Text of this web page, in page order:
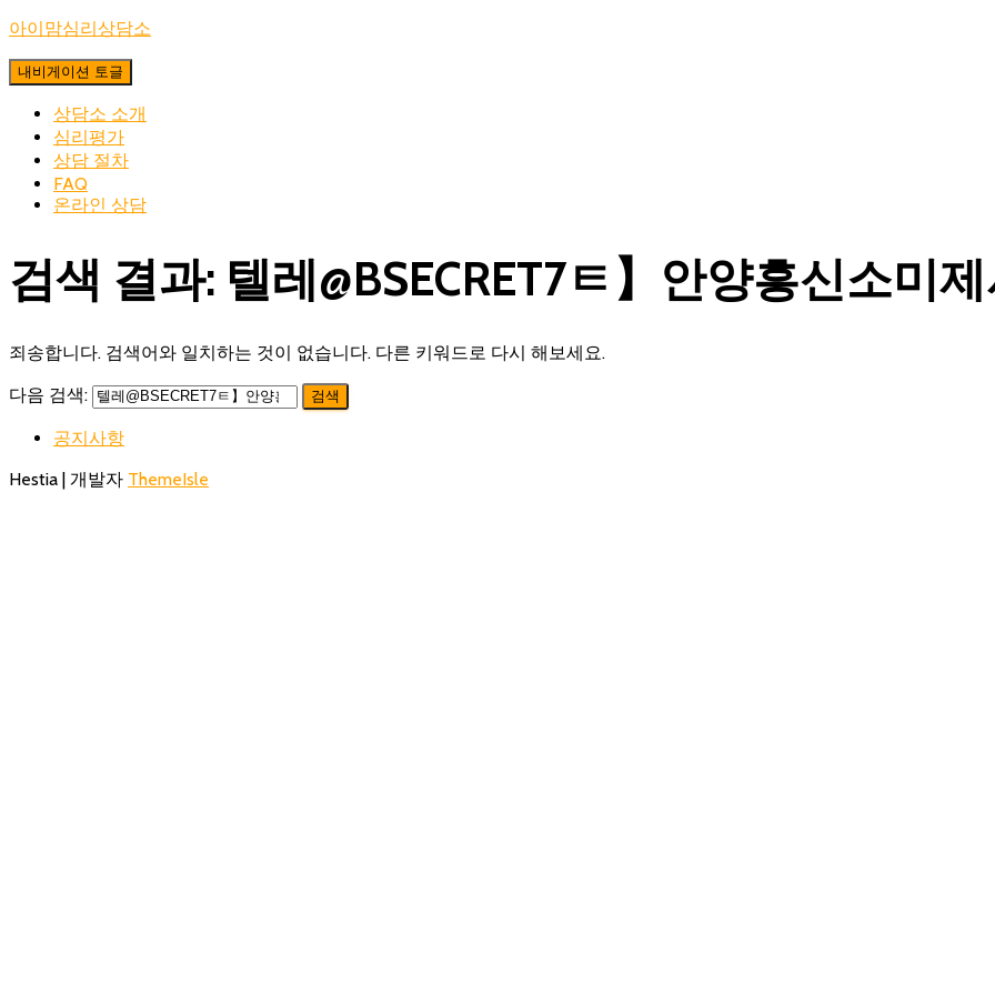
아이맘심리상담소
내비게이션 토글
상담소 소개
심리평가
상담 절차
FAQ
온라인 상담
검색 결과: 텔레@BSECRET7ㅌ】안양흥신소미
죄송합니다. 검색어와 일치하는 것이 없습니다. 다른 키워드로 다시 해보세요.
다음 검색:
공지사항
Hestia | 개발자 ThemeIsle